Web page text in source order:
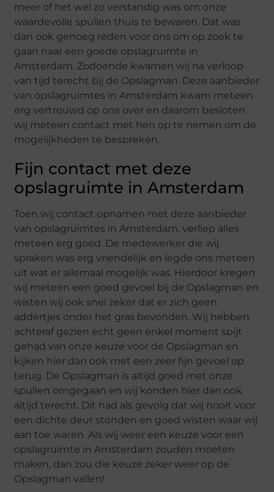
meer of het wel zo verstandig was om onze
waardevolle spullen thuis te bewaren. Dat was
dan ook genoeg reden voor ons om op zoek te
gaan naar een goede opslagruimte in
Amsterdam. Zodoende kwamen wij na verloop
van tijd terecht bij de Opslagman. Deze aanbieder
van opslagruimtes in Amsterdam kwam meteen
erg vertrouwd op ons over en daarom besloten
wij meteen contact met hen op te nemen om de
mogelijkheden te bespreken.
Fijn contact met deze
opslagruimte in Amsterdam
Toen wij contact opnamen met deze aanbieder
van opslagruimtes in Amsterdam, verliep alles
meteen erg goed. De medewerker die wij
spraken was erg vriendelijk en legde ons meteen
uit wat er allemaal mogelijk was. Hierdoor kregen
wij meteen een goed gevoel bij de Opslagman en
wisten wij ook snel zeker dat er zich geen
addertjes onder het gras bevonden. Wij hebben
achteraf gezien echt geen enkel moment spijt
gehad van onze keuze voor de Opslagman en
kijken hier dan ook met een zeer fijn gevoel op
terug. De Opslagman is altijd goed met onze
spullen omgegaan en wij konden hier dan ook
altijd terecht. Dit had als gevolg dat wij nooit voor
een dichte deur stonden en goed wisten waar wij
aan toe waren. Als wij weer een keuze voor een
opslagruimte in Amsterdam zouden moeten
maken, dan zou die keuze zeker weer op de
Opslagman vallen!